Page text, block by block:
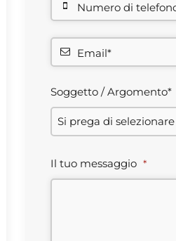
Numero di
Email*
Soggetto / Argomento*
Il tuo messaggio *